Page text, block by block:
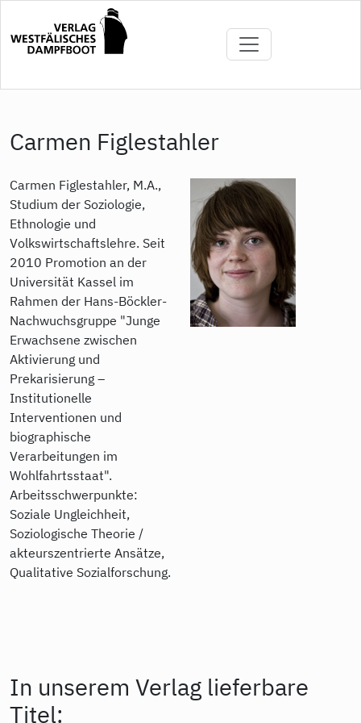
Inhalt
Carmen Figlestahler
Carmen Figlestahler, M.A.,
Studium der Soziologie,
Ethnologie und
Volkswirtschaftslehre. Seit
2010 Promotion an der
Universität Kassel im
Rahmen der Hans-Böckler-
Nachwuchsgruppe "Junge
Erwachsene zwischen
Aktivierung und
Prekarisierung –
Institutionelle
Interventionen und
biographische
Verarbeitungen im
Wohlfahrtsstaat".
Arbeitsschwerpunkte:
Soziale Ungleichheit,
Soziologische Theorie /
akteurszentrierte Ansätze,
Qualitative Sozialforschung.
In unserem Verlag lieferbare
Titel: